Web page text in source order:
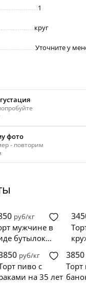
1
круг
Уточните у
фото
- повторим
руб/кг
мужчине в
бутылок
руб/кг
пиво с
на 35 лет
3850
Торт